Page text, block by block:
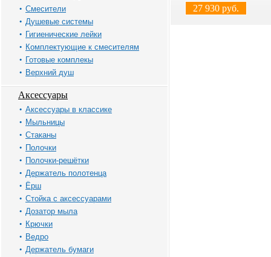
Смесители
Душевые системы
Гигиенические лейки
Комплектующие к смесителям
Готовые комплекы
Верхний душ
Аксессуары
Аксессуары в классике
Мыльницы
Стаканы
Полочки
Полочки-решётки
Держатель полотенца
Ёрш
Стойка с аксессуарами
Дозатор мыла
Крючки
Ведро
Держатель бумаги
27 930 руб.